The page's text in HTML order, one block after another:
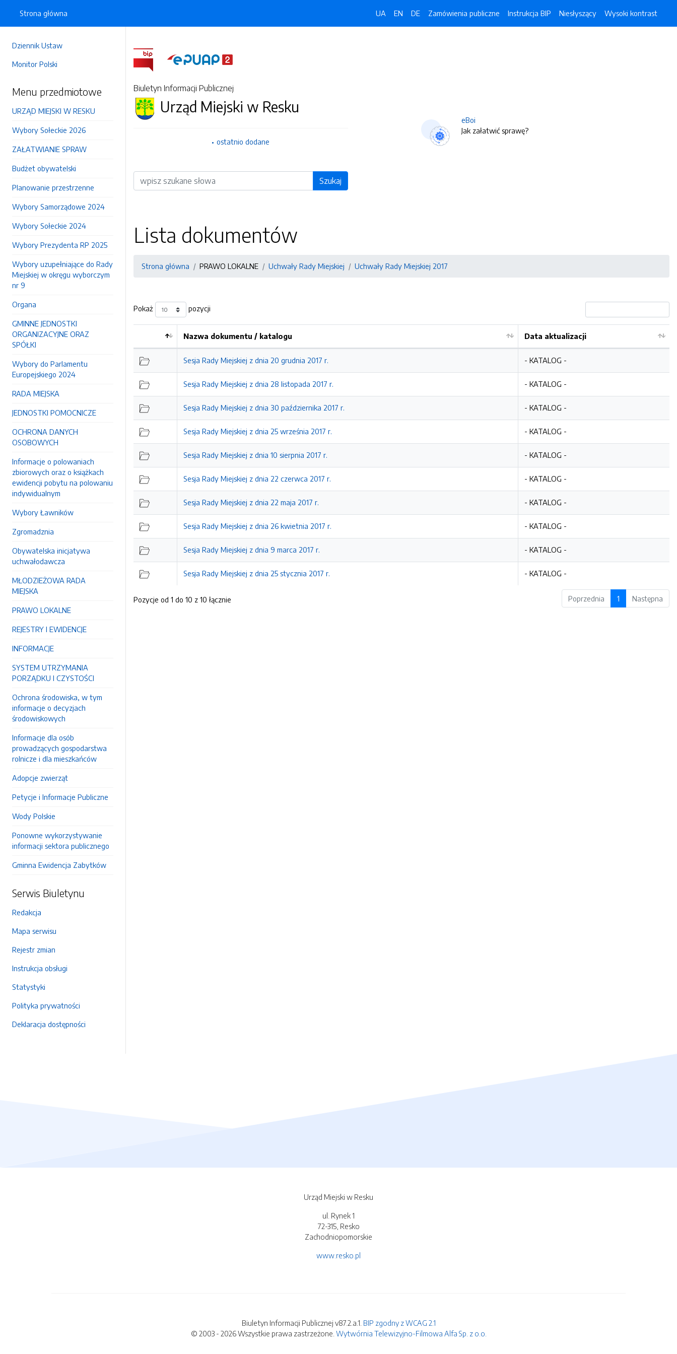
Dziennik Ustaw
Monitor Polski
Menu przedmiotowe
URZĄD MIEJSKI W RESKU
Wybory Sołeckie 2026
ZAŁATWIANIE SPRAW
Budżet obywatelski
Planowanie przestrzenne
Wybory Samorządowe 2024
Wybory Sołeckie 2024
Wybory Prezydenta RP 2025
Wybory uzupełniające do Rady
Miejskiej w okręgu wyborczym
nr 9
Organa
GMINNE JEDNOSTKI
ORGANIZACYJNE ORAZ
SPÓŁKI
Wybory do Parlamentu
Europejskiego 2024
RADA MIEJSKA
JEDNOSTKI POMOCNICZE
OCHRONA DANYCH
OSOBOWYCH
Informacje o polowaniach
zbiorowych oraz o książkach
ewidencji pobytu na polowaniu
indywidualnym
Wybory Ławników
Zgromadznia
Obywatelska inicjatywa
uchwałodawcza
MŁODZIEŻOWA RADA
MIEJSKA
PRAWO LOKALNE
REJESTRY I EWIDENCJE
INFORMACJE
SYSTEM UTRZYMANIA
PORZĄDKU I CZYSTOŚCI
Ochrona środowiska, w tym
informacje o decyzjach
środowiskowych
Informacje dla osób
prowadzących gospodarstwa
rolnicze i dla mieszkańców
Adopcje zwierząt
Petycje i Informacje Publiczne
Wody Polskie
Ponowne wykorzystywanie
informacji sektora publicznego
Gminna Ewidencja Zabytków
Serwis Biuletynu
Redakcja
Mapa serwisu
Rejestr zmian
Instrukcja obsługi
Statystyki
Polityka prywatności
Deklaracja dostępności
Strona główna UA EN DE Zamówienia publiczne Instrukcja BIP Niesłyszący Wysoki kontrast
Biuletyn Informacji Publicznej
Urząd Miejski w Resku
ostatnio dodane
Wyszukiwarka Szukaj
eBoi
Jak załatwić sprawę?
Lista dokumentów
Strona główna PRAWO LOKALNE Uchwały Rady Miejskiej Uchwały Rady Miejskiej 2017
Pokaż pozycji
Nazwa dokumentu / katalogu Data aktualizacji
Sesja Rady Miejskiej z dnia 20 grudnia 2017 r. - KATALOG -
Sesja Rady Miejskiej z dnia 28 listopada 2017 r. - KATALOG -
Sesja Rady Miejskiej z dnia 30 października 2017 r. - KATALOG -
Sesja Rady Miejskiej z dnia 25 września 2017 r. - KATALOG -
Sesja Rady Miejskiej z dnia 10 sierpnia 2017 r. - KATALOG -
Sesja Rady Miejskiej z dnia 22 czerwca 2017 r. - KATALOG -
Sesja Rady Miejskiej z dnia 22 maja 2017 r. - KATALOG -
Sesja Rady Miejskiej z dnia 26 kwietnia 2017 r. - KATALOG -
Sesja Rady Miejskiej z dnia 9 marca 2017 r. - KATALOG -
Sesja Rady Miejskiej z dnia 25 stycznia 2017 r. - KATALOG -
Pozycje od 1 do 10 z 10 łącznie Poprzednia 1 Następna
Urząd Miejski w Resku
ul. Rynek 1
72-315, Resko
Zachodniopomorskie
www.resko.pl
Biuletyn Informacji Publicznej v87.2.a.1. BIP zgodny z WCAG 2.1
© 2003 - 2026 Wszystkie prawa zastrzeżone. Wytwórnia Telewizyjno-Filmowa Alfa Sp. z o.o.